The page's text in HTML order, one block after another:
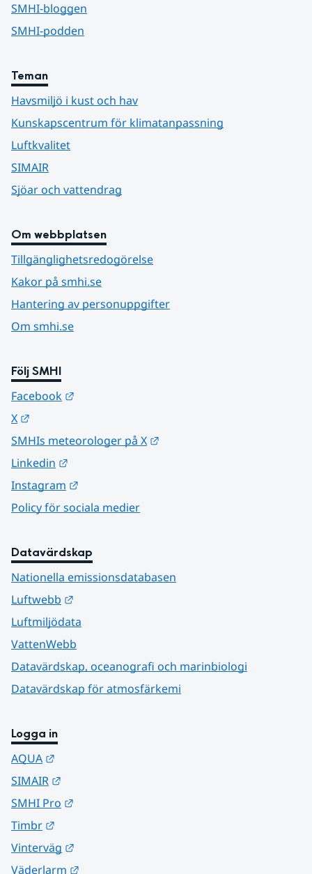
SMHI-bloggen
SMHI-podden
Teman
Havsmiljö i kust och hav
Kunskapscentrum för klimatanpassning
Luftkvalitet
SIMAIR
Sjöar och vattendrag
Om webbplatsen
Tillgänglighetsredogörelse
Kakor på smhi.se
Hantering av personuppgifter
Om smhi.se
Följ SMHI
Facebook
X
SMHIs meteorologer på X
Linkedin
Instagram
Policy för sociala medier
Datavärdskap
Nationella emissionsdatabasen
Luftwebb
Luftmiljödata
VattenWebb
Datavärdskap, oceanografi och marinbiologi
Datavärdskap för atmosfärkemi
Logga in
AQUA
SIMAIR
SMHI Pro
Timbr
Vinterväg
Väderlarm